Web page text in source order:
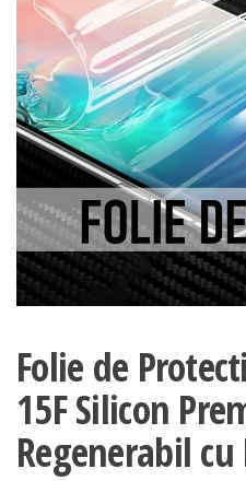
Folie de
15F Silicon
Regenerabil